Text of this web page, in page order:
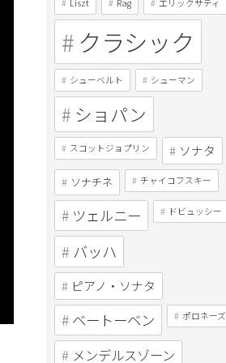
Liszt Rag エリックサティ
クラシック
シューベルト シューマン
ショパン
スコットジョプリン ソナタ
ソナチネ チャイコフスキー
ツェルニー ドビュッシー
バッハ
ピアノ・ソナタ
ベートーベン ポロネーズ
メンデルスゾーン